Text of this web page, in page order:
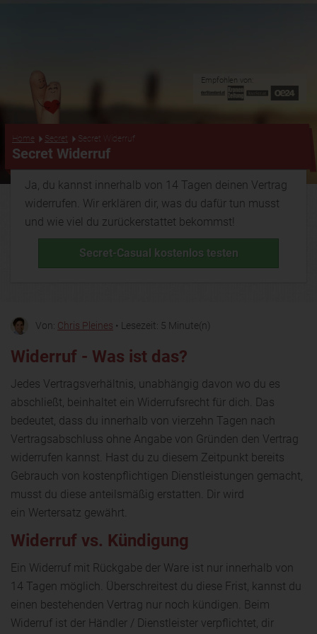
Empfohlen von:
Home Secret Secret Widerruf
Secret Widerruf
Ja, du kannst innerhalb von 14 Tagen deinen Vertrag
widerrufen. Wir erklären dir, was du dafür tun musst
und wie viel du zurückerstattet bekommst!
Secret-Casual kostenlos testen
Von: Chris Pleines • Lesezeit: 5 Minute(n)
Widerruf - Was ist das?
Jedes Vertragsverhältnis, unabhängig davon wo du es
abschließt, beinhaltet ein Widerrufsrecht für dich. Das
bedeutet, dass du innerhalb von vierzehn Tagen nach
Vertragsabschluss ohne Angabe von Gründen den Vertrag
widerrufen kannst. Hast du zu diesem Zeitpunkt bereits
Gebrauch von kostenpflichtigen Dienstleistungen gemacht,
musst du diese anteilsmäßig erstatten. Dir wird
ein Wertersatz gewährt.
Widerruf vs. Kündigung
Ein Widerruf mit Rückgabe der Ware ist nur innerhalb von
14 Tagen möglich. Überschreitest du diese Frist, kannst du
einen bestehenden Vertrag nur noch kündigen. Beim
Widerruf ist der Händler / Dienstleister verpflichtet, dir